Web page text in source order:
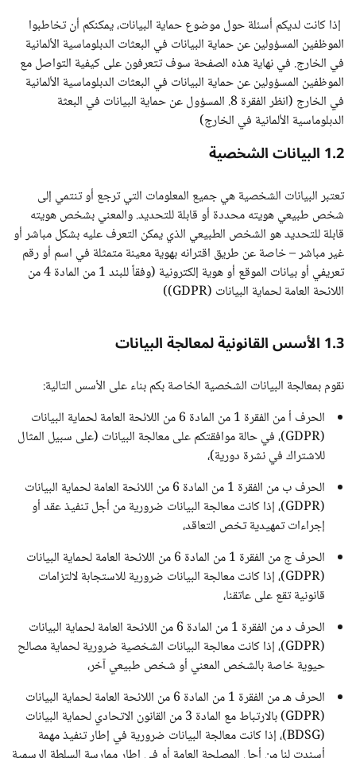
إذا كانت لديكم أسئلة حول موضوع حماية البيانات، يمكنكم أن تخاطبوا
الموظفين المسؤولين عن حماية البيانات في البعثات الدبلوماسية الألمانية
في الخارج. في نهاية هذه الصفحة سوف تتعرفون على كيفية التواصل مع
الموظفين المسؤولين عن حماية البيانات في البعثات الدبلوماسية الألمانية
في الخارج (انظر الفقرة 8. المسؤول عن حماية البيانات في البعثة
الدبلوماسية الألمانية في الخارج)
1.2 البيانات الشخصية
تعتبر البيانات الشخصية هي جميع المعلومات التي ترجع أو تنتمي إلى
شخص طبيعي هويته محددة أو قابلة للتحديد. والمعني بشخص هويته
قابلة للتحديد هو الشخص الطبيعي الذي يمكن التعرف عليه بشكل مباشر أو
غير مباشر – خاصة عن طريق اقترانه بهوية معينة متمثلة في اسم أو رقم
تعريفي أو بيانات الموقع أو هوية إلكترونية (وفقاً للبند 1 من المادة 4 من
اللائحة العامة لحماية البيانات (GDPR))
1.3 الأسس القانونية لمعالجة البيانات
نقوم بمعالجة البيانات الشخصية الخاصة بكم بناء على الأسس التالية:
الحرف أ من الفقرة 1 من المادة 6 من اللائحة العامة لحماية البيانات
(GDPR)، في حالة موافقتكم على معالجة البيانات (على سبيل المثال
للاشتراك في نشرة دورية)،
الحرف ب من الفقرة 1 من المادة 6 من اللائحة العامة لحماية البيانات
(GDPR)، إذا كانت معالجة البيانات ضرورية من أجل تنفيذ عقد أو
إجراءات تمهيدية تخص التعاقد،
الحرف ج من الفقرة 1 من المادة 6 من اللائحة العامة لحماية البيانات
(GDPR)، إذا كانت معالجة البيانات ضرورية للاستجابة لالتزامات
قانونية تقع على عاتقنا،
الحرف د من الفقرة 1 من المادة 6 من اللائحة العامة لحماية البيانات
(GDPR)، إذا كانت معالجة البيانات الشخصية ضرورية لحماية مصالح
حيوية خاصة بالشخص المعني أو شخص طبيعي آخر،
الحرف هـ من الفقرة 1 من المادة 6 من اللائحة العامة لحماية البيانات
(GDPR) بالارتباط مع المادة 3 من القانون الاتحادي لحماية البيانات
(BDSG)، إذا كانت معالجة البيانات ضرورية في إطار تنفيذ مهمة